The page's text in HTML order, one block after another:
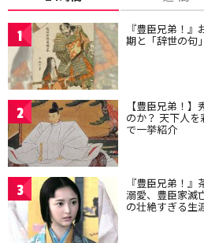
1 『豊臣兄弟！
期と「辞世の句
2 【豊臣兄弟！
のか？ 天下人
で一挙紹介
3 『豊臣兄弟！
溺愛、豊臣家滅
の壮絶すぎる生